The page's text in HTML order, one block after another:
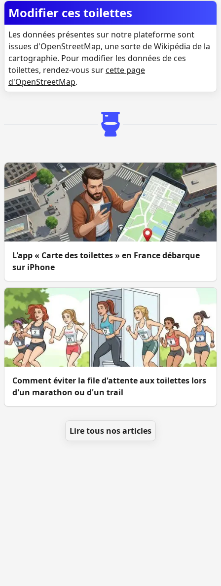
Modifier ces toilettes
Les données présentes sur notre plateforme sont
issues d'OpenStreetMap, une sorte de Wikipédia de la
cartographie. Pour modifier les données de ces
toilettes, rendez-vous sur cette page
d'OpenStreetMap.
L'app « Carte des toilettes » en France débarque
sur iPhone
Comment éviter la file d'attente aux toilettes lors
d'un marathon ou d'un trail
Lire tous nos articles